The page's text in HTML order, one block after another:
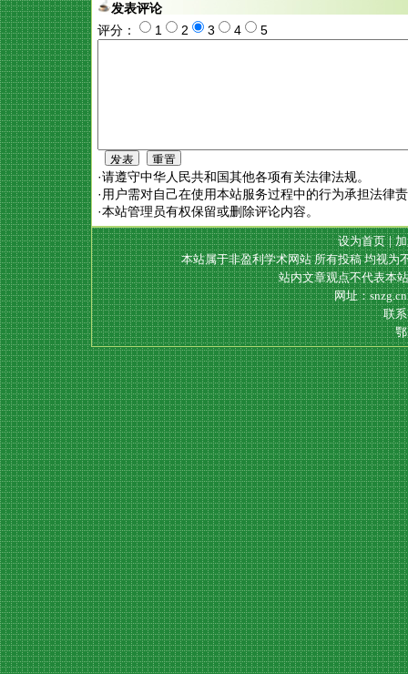
发表评论
评分：
1 2 3 4 5
·请遵守中华人民共和国其他各项有关法律法规。
·用户需对自己在使用本站服务过程中的行为承担法律
·本站管理员有权保留或删除评论内容。
设为首页|
本站属于非盈利学术网站 所有投稿 均视为
站内文章观点不代表本
网址：
联